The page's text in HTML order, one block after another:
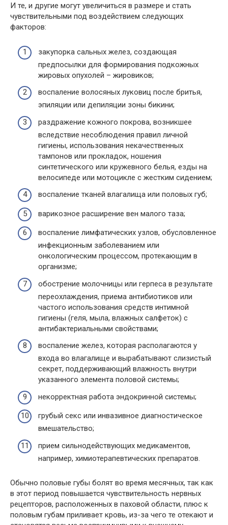
И те, и другие могут увеличиться в размере и стать
чувствительными под воздействием следующих
факторов:
закупорка сальных желез, создающая
предпосылки для формирования подкожных
жировых опухолей – жировиков;
воспаление волосяных луковиц после бритья,
эпиляции или депиляции зоны бикини;
раздражение кожного покрова, возникшее
вследствие несоблюдения правил личной
гигиены, использования некачественных
тампонов или прокладок, ношения
синтетического или кружевного белья, езды на
велосипеде или мотоцикле с жестким сидением;
воспаление тканей влагалища или половых губ;
варикозное расширение вен малого таза;
воспаление лимфатических узлов, обусловленное
инфекционным заболеванием или
онкологическим процессом, протекающим в
организме;
обострение молочницы или герпеса в результате
переохлаждения, приема антибиотиков или
частого использования средств интимной
гигиены (геля, мыла, влажных салфеток) с
антибактериальными свойствами;
воспаление желез, которая располагаются у
входа во влагалище и вырабатывают слизистый
секрет, поддерживающий влажность внутри
указанного элемента половой системы;
некорректная работа эндокринной системы;
грубый секс или инвазивное диагностическое
вмешательство;
прием сильнодействующих медикаментов,
например, химиотерапевтических препаратов.
Обычно половые губы болят во время месячных, так как
в этот период повышается чувствительность нервных
рецепторов, расположенных в паховой области, плюс к
половым губам приливает кровь, из-за чего те отекают и